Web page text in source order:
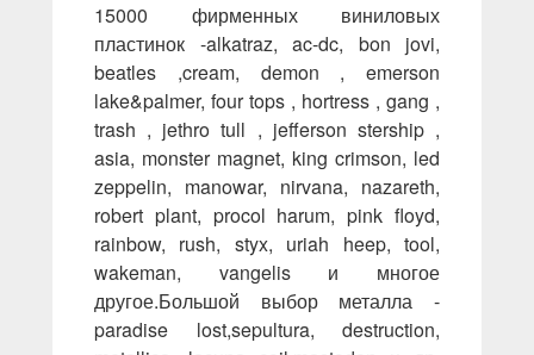
15000 фирменных виниловых
пластинок -alkatraz, ac-dc, bon jovi,
beatles ,cream, demon , emerson
lake&palmer, four tops , hortress , gang ,
trash , jethro tull , jefferson stership ,
asia, monster magnet, king crimson, led
zeppelin, manowar, nirvana, nazareth,
robert plant, procol harum, pink floyd,
rainbow, rush, styx, uriah heep, tool,
wakeman, vangelis и многое
другое.Большой выбор металла -
paradise lost,sepultura, destruction,